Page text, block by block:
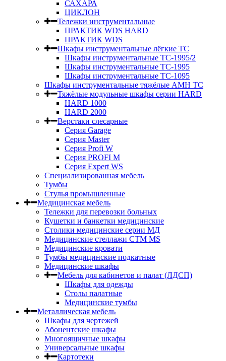
САХАРА
ЦИКЛОН
Тележки инструментальные
ПРАКТИК WDS HARD
ПРАКТИК WDS
Шкафы инструментальные лёгкие ТС
Шкафы инструментальные ТС-1995/2
Шкафы инструментальные TC-1995
Шкафы инструментальные TC-1095
Шкафы инструментальные тяжёлые AMH TC
Тяжёлые модульные шкафы серии HARD
HARD 1000
HARD 2000
Верстаки слесарные
Серия Garage
Серия Master
Серия Profi W
Серия PROFI M
Серия Expert WS
Специализированная мебель
Тумбы
Стулья промышленные
Медицинская мебель
Тележки для перевозки больных
Кушетки и банкетки медицинские
Столики медицинские серии МД
Медицинские стеллажи СТМ MS
Медицинские кровати
Тумбы медицинские подкатные
Медицинские шкафы
Мебель для кабинетов и палат (ЛДСП)
Шкафы для одежды
Столы палатные
Медицинские тумбы
Металлическая мебель
Шкафы для чертежей
Абонентские шкафы
Многоящичные шкафы
Универсальные шкафы
Картотеки